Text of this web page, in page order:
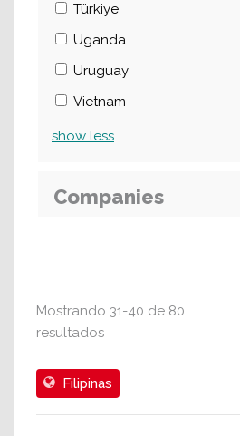
Mostrando 31-40 de 80
resultados
Filipinas
Türkiye
Uganda
Uruguay
Vietnam
show less
Companies